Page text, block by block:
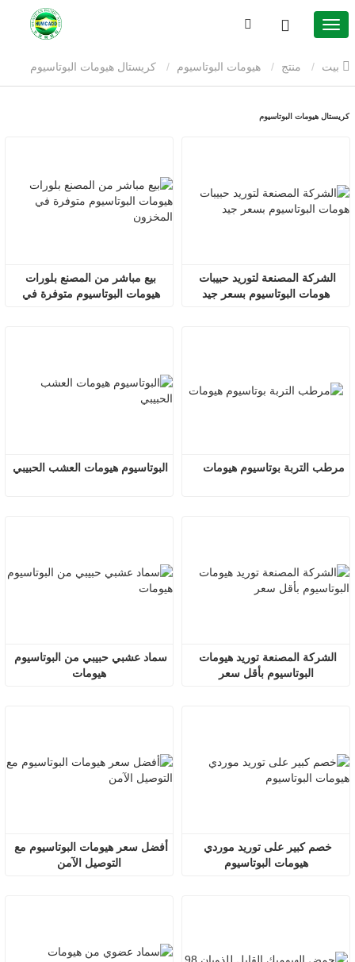
منتج هيومات البوتاسيوم
كريستال هيومات البوتاسيوم
هومات البوتاسيوم بسعر جيد
البوتاسيوم هيومات العشب الحبيبي مرطب التربة بوتاسيوم هيومات
هيومات
البوتاسيوم بأقل سعر
التوصيل الآمن
هيومات البوتاسيوم